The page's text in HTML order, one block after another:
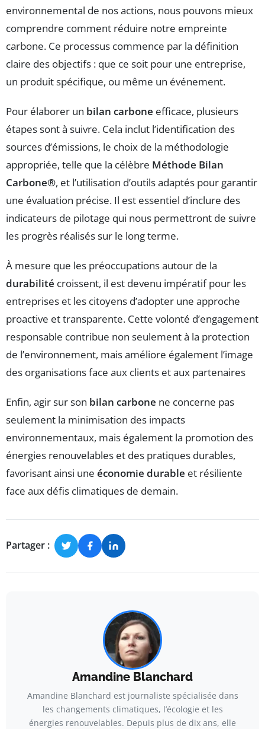
environnemental de nos actions, nous pouvons mieux
comprendre comment réduire notre empreinte
carbone. Ce processus commence par la définition
claire des objectifs : que ce soit pour une entreprise,
un produit spécifique, ou même un événement.
Pour élaborer un bilan carbone efficace, plusieurs
étapes sont à suivre. Cela inclut l’identification des
sources d’émissions, le choix de la méthodologie
appropriée, telle que la célèbre Méthode Bilan
Carbone®, et l’utilisation d’outils adaptés pour garantir
une évaluation précise. Il est essentiel d’inclure des
indicateurs de pilotage qui nous permettront de suivre
les progrès réalisés sur le long terme.
À mesure que les préoccupations autour de la
durabilité croissent, il est devenu impératif pour les
entreprises et les citoyens d’adopter une approche
proactive et transparente. Cette volonté d’engagement
responsable contribue non seulement à la protection
de l’environnement, mais améliore également l’image
des organisations face aux clients et aux partenaires
Enfin, agir sur son bilan carbone ne concerne pas
seulement la minimisation des impacts
environnementaux, mais également la promotion des
énergies renouvelables et des pratiques durables,
favorisant ainsi une économie durable et résiliente
face aux défis climatiques de demain.
Partager :
Amandine Blanchard
Amandine Blanchard est journaliste spécialisée dans
les changements climatiques, l’écologie et les
énergies renouvelables. Depuis plus de dix ans, elle